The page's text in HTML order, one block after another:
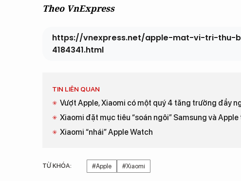
Theo VnExpress
https://vnexpress.net/apple-mat-vi-tri-thu-
4184341.html
TIN LIÊN QUAN
Vượt Apple, Xiaomi có một quý 4 tăng trưởng đầy
Xiaomi đặt mục tiêu “soán ngôi” Samsung và
Xiaomi “nhái” Apple Watch
TỪ KHÓA: #Apple #Xiaomi